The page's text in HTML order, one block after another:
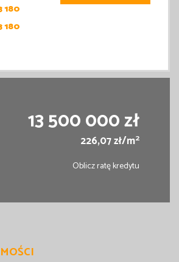
180
180
13 500 000 zł
226,07 zł/m2
Oblicz ratę kredytu